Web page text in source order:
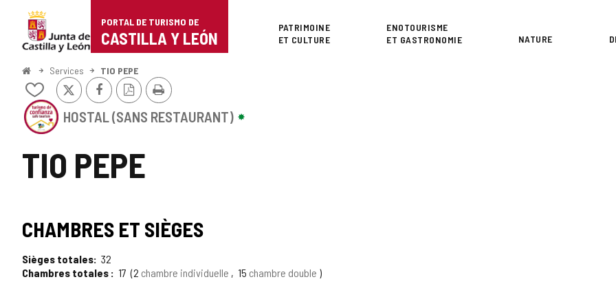
Portal
de
Turismo
Castilla
León
PORTAL DE TURISMO DE
CASTILLA Y LEÓN
Superior
PATRIMOINE
ET CULTURE
ENOTOURISME
ET GASTRONOMIE
NATURE
<
Accueil
Services TIO PEPE
TIO PEPE
Ajouter/retirer
le
contenu
de
X FacebookVersion
PDF
Imprimer
HOSTAL (SANS RESTAURANT)
SCEAU
DE
TOURISME
Cet
établissement
SCEAU
DE
CASTILLA
LEÓN
CHAMBRES ET SIÈGES
Sièges totales 32
Chambres totales
17 2 chambre individuelle 15 chambre double